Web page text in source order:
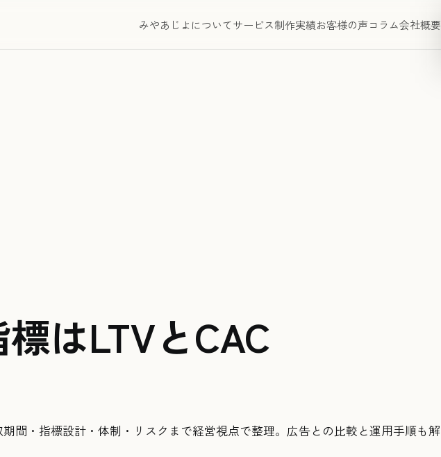
みやあじよについてサービス制作実績お客様の声コラム会社概要
はLTVとCAC
間・指標設計・体制・リスクまで経営視点で整理。広告との比較と運用手順も解